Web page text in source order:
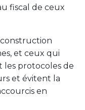
fiscal de ceux
construction
et ceux qui
les protocoles de
et évitent la
en